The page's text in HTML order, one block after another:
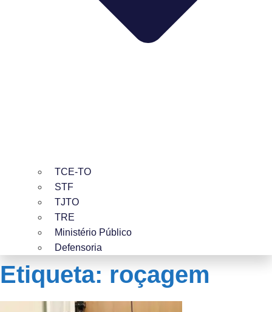
TCE-TO
STF
TJTO
TRE
Ministério Público
Defensoria
Etiqueta: roçagem